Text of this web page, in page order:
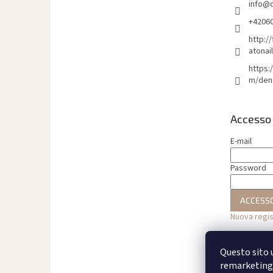
Questo sito
info@
http://
m/
Accesso
E-mail
Password
Nuova